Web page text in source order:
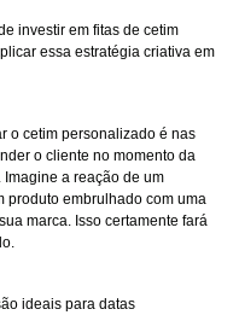
investir em fitas de cetim
essa estratégia criativa em
o cetim personalizado é nas
o cliente no momento da
a reação de um
produto embrulhado com uma
marca. Isso certamente fará
ideais para datas